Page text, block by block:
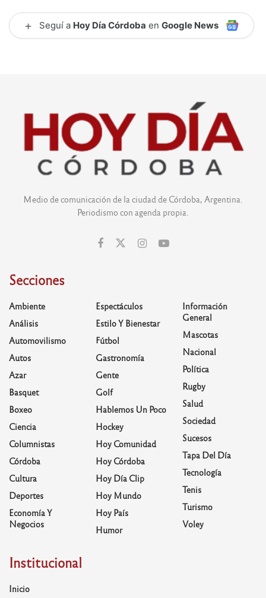
+ Seguí a Hoy Día Córdoba en Google News
Medio de comunicación de la ciudad de Córdoba, Argentina.
Periodismo con agenda propia.
Secciones
Ambiente
Análisis
Automovilismo
Autos
Azar
Basquet
Boxeo
Ciencia
Columnistas
Córdoba
Cultura
Deportes
Economía Y
Negocios
Espectáculos
Estilo Y Bienestar
Fútbol
Gastronomía
Gente
Golf
Hablemos Un Poco
Hockey
Hoy Comunidad
Hoy Córdoba
Hoy Día Clip
Hoy Mundo
Hoy País
Humor
Información
General
Mascotas
Nacional
Política
Rugby
Salud
Sociedad
Sucesos
Tapa Del Día
Tecnología
Tenis
Turismo
Voley
Institucional
Inicio